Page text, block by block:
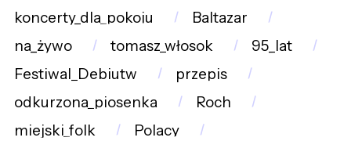
koncerty_dla_pokoju
Baltazar
na_żywo
tomasz_włosok
95_lat
Festiwal_Debiutw
przepis
odkurzona_piosenka
Roch
miejski_folk
Polacy